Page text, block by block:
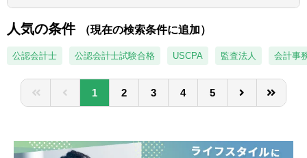
■会計や財務に関するコンサルティング業務
■監査法人や会計事務所出身の方
■Excel、PPT、Wordの実務における使用経験
■バリュエーション・債権評価・財産評定
■IPO支援、事業計画策定・予実分析
■M&A関連（DD、ストラクチャー立案、実行
支援）
実行
■株主/ファンド向け経営会議のレポーティン
グ
▽会計コンサルティング業務
人気の条件 （現在の検索条件に追加）
公認会計士 公認会計士試験合格 USCPA 監査法人 会計事
1 2 3 4 5